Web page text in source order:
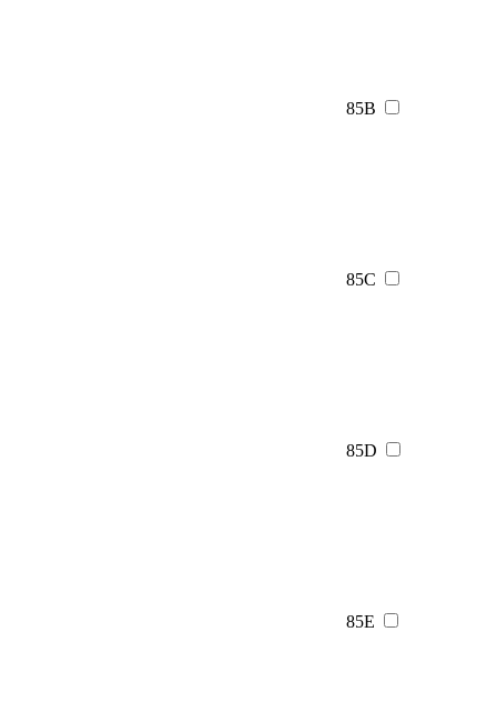
85B
85C
85D
85E